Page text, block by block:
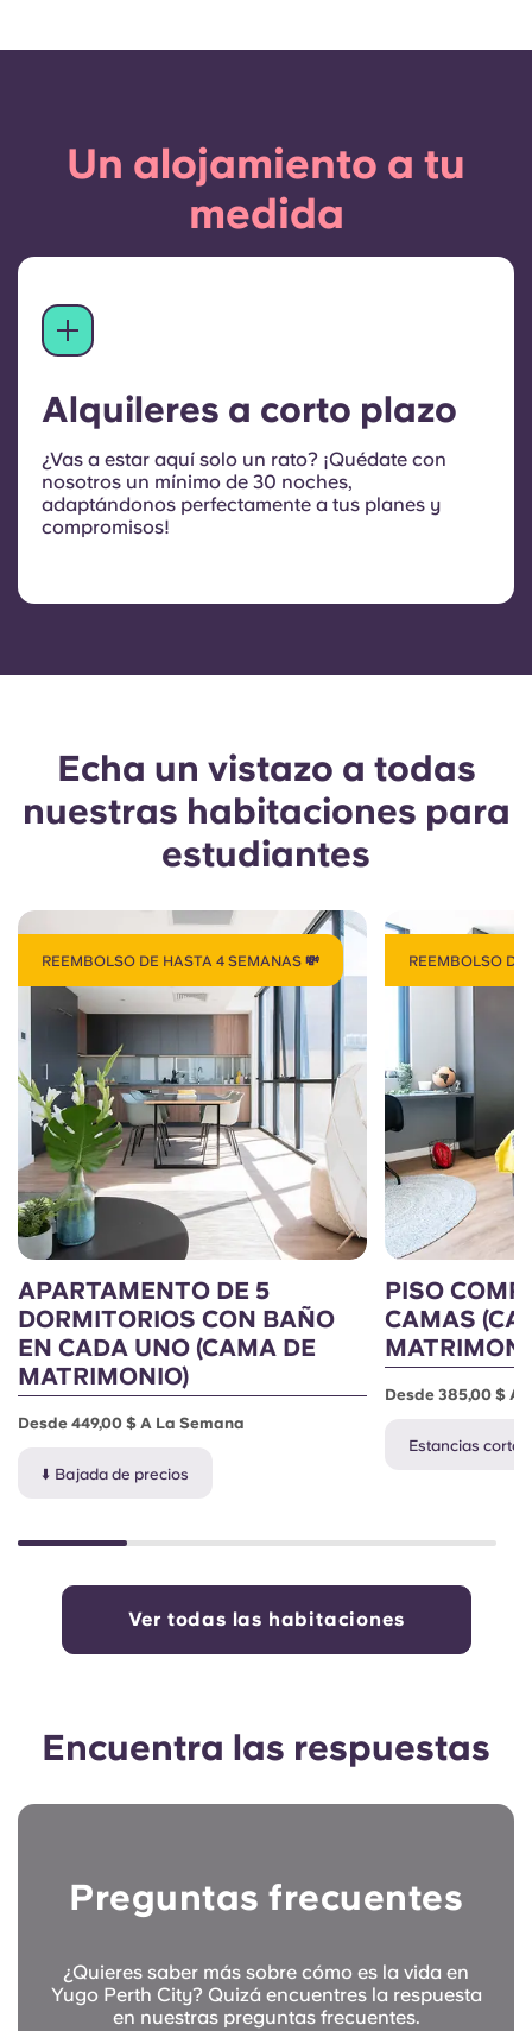
Un alojamiento a tu
medida
Alquileres a corto plazo
¿Vas a estar aquí solo un rato? ¡Quédate con
nosotros un mínimo de 30 noches,
adaptándonos perfectamente a tus planes y
compromisos!
Echa un vistazo a todas
nuestras habitaciones para
estudiantes
REEMBOLSO DE HASTA 4 SEMANAS 💸
APARTAMENTO DE 5
DORMITORIOS CON BAÑO
EN CADA UNO (CAMA DE
MATRIMONIO)
Desde 449,00 $ A La Semana
⬇️ Bajada de precios
REEMBOLSO
PISO
CAMAS
Desde 385,00 $ A
Estancias cortas
Ver todas las habitaciones
Encuentra las respuestas
Preguntas frecuentes
¿Quieres saber más sobre cómo es la vida en
Yugo Perth City? Quizá encuentres la respuesta
en nuestras preguntas frecuentes.